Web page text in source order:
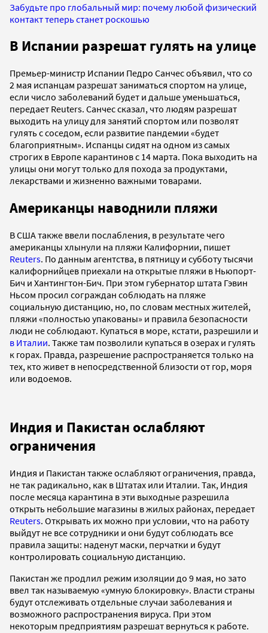
Забудьте про глобальный мир: почему любой физический
контакт теперь станет роскошью
В Испании разрешат гулять на улице
Премьер-министр Испании Педро Санчес объявил, что со
2 мая испанцам разрешат заниматься спортом на улице,
если число заболеваний будет и дальше уменьшаться,
передает Reuters. Санчес сказал, что людям разрешат
выходить на улицу для занятий спортом или позволят
гулять с соседом, если развитие пандемии «будет
благоприятным». Испанцы сидят на одном из самых
строгих в Европе карантинов с 14 марта. Пока выходить на
улицы они могут только для похода за продуктами,
лекарствами и жизненно важными товарами.
Американцы наводнили пляжи
В США также ввели послабления, в результате чего
американцы хлынули на пляжи Калифорнии, пишет
Reuters. По данным агентства, в пятницу и субботу тысячи
калифорнийцев приехали на открытые пляжи в Ньюпорт-
Бич и Хантингтон-Бич. При этом губернатор штата Гэвин
Ньсом просил сограждан соблюдать на пляже
социальную дистанцию, но, по словам местных жителей,
пляжи «полностью упакованы» и правила безопасности
люди не соблюдают. Купаться в море, кстати, разрешили и
в Италии. Также там позволили купаться в озерах и гулять
к горах. Правда, разрешение распространяется только на
тех, кто живет в непосредственной близости от гор, моря
или водоемов.
Индия и Пакистан ослабляют
ограничения
Индия и Пакистан также ослабляют ограничения, правда,
не так радикально, как в Штатах или Италии. Так, Индия
после месяца карантина в эти выходные разрешила
открыть небольшие магазины в жилых районах, передает
Reuters. Открывать их можно при условии, что на работу
выйдут не все сотрудники и они будут соблюдать все
правила защиты: наденут маски, перчатки и будут
контролировать социальную дистанцию.
Пакистан же продлил режим изоляции до 9 мая, но зато
ввел так называемую «умную блокировку». Власти страны
будут отслеживать отдельные случаи заболевания и
возможного распространения вируса. При этом
некоторым предприятиям разрешат вернуться к работе.